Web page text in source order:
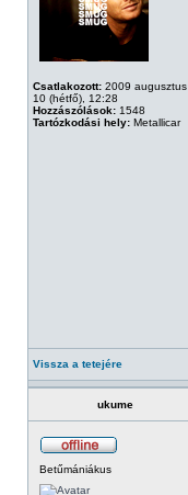
Csatlakozott: 2009 augusztus
10 (hétfő), 12:28
Hozzászólások: 1548
Tartózkodási hely: Metallicar
Vissza a tetejére
ukume
Betűmániákus